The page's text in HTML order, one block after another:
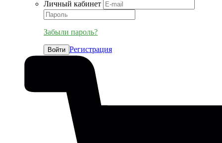
Личный кабинет
Забыли пароль?
Войти Регистрация